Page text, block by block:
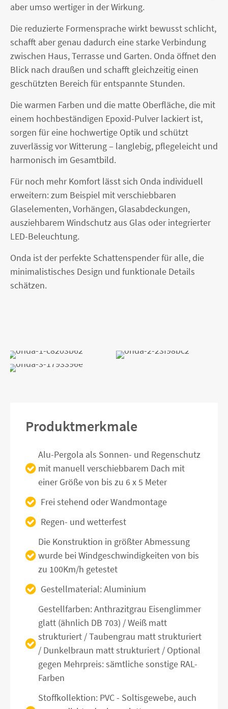
aber umso wertiger in der Wirkung.
Die reduzierte Formensprache wirkt bewusst schlicht,
schafft aber genau dadurch eine starke Verbindung
zwischen Haus, Terrasse und Garten. Onda öffnet den
Blick nach draußen und schafft gleichzeitig einen
geschützten Bereich für entspannte Stunden.
Die warmen Farben und die matte Oberfläche, die mit
einem hochbeständigen Epoxid-Pulver lackiert ist,
sorgen für eine hochwertige Optik und schützt
zuverlässig vor Witterung – langlebig, pflegeleicht und
harmonisch im Gesamtbild.
Für noch mehr Komfort lässt sich Onda individuell
erweitern: zum Beispiel mit verschiebbaren
Glaselementen, Vorhängen, Glasabdeckungen,
ausziehbarem Windschutz aus Glas oder integrierter
LED-Beleuchtung.
Onda ist der perfekte Schattenspender für alle, die
minimalistisches Design und funktionale Details
schätzen.
Produktmerkmale
Alu-Pergola als Sonnen- und Regenschutz
mit manuell verschiebbarem Dach mit
einer Größe von bis zu 6 x 5 Meter
Frei stehend oder Wandmontage
Regen- und wetterfest
Die Konstruktion in größter Abmessung
wurde bei Windgeschwindigkeiten von bis
zu 100Km/h getestet
Gestellmaterial: Aluminium
Gestellfarben: Anthrazitgrau Eisenglimmer
glatt (ähnlich DB 703) / Weiß matt
strukturiert / Taubengrau matt strukturiert
/ Dunkelbraun matt strukturiert / Optional
gegen Mehrpreis: sämtliche sonstige RAL-
Farben
Stoffkollektion: PVC - Soltisgewebe, auch